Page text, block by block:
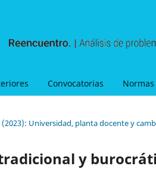
Convocatorias
(2023): Universidad, planta docente y
y